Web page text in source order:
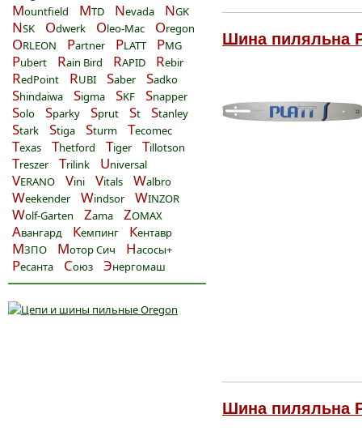
Mountfield MTD Nevada NGK
NSK Odwerk Oleo-Mac Oregon
ORLEON Partner PLATT PMG
Pubert Rain Bird RAPID Rebir
RedPoint RUBI Saber Sadko
Shindaiwa Sigma SKF Snapper
Solo Sparky Sprut St Stanley
Stark Stiga Sturm Tecomec
Texas Thetford Tiger Tillotson
Treszer Trilink Universal
VERANO Vini Vitals Walbro
Weekender Windsor WINZOR
Wolf-Garten Zama ZOMAX
Авангард Кемпинг Кентавр
МЗПО Мотор Сич Насосы+
Ресанта Союз Энергомаш
Шина пиляльна
Шина пиляльна